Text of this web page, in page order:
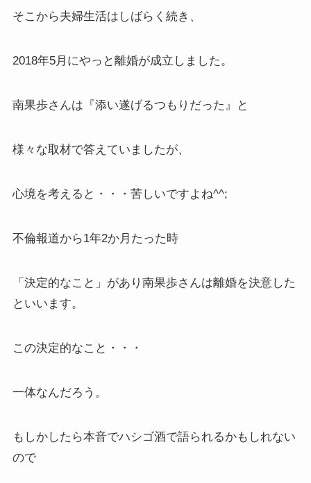
そこから夫婦生活はしばらく続き、
2018年5月にやっと離婚が成立しました。
南果歩さんは『添い遂げるつもりだった』と
様々な取材で答えていましたが、
心境を考えると・・・苦しいですよね^^;
不倫報道から1年2か月たった時
「決定的なこと」があり南果歩さんは離婚を決意した
といいます。
この決定的なこと・・・
一体なんだろう。
もしかしたら本音でハシゴ酒で語られるかもしれない
ので